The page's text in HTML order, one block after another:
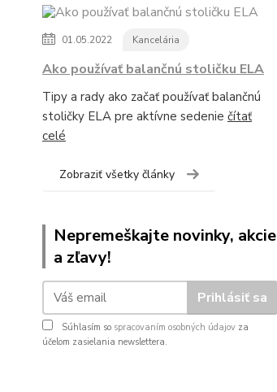
01.05.2022 Kancelária
Ako používať balančnú stoličku ELA
Tipy a rady ako začať používať balančnú
stoličky ELA pre aktívne sedenie čítať
celé
Zobraziť všetky články
Nepremeškajte novinky, akcie
a zľavy!
Prihlásiť sa
Súhlasím so spracovaním osobných údajov za
účelom zasielania newslettera.